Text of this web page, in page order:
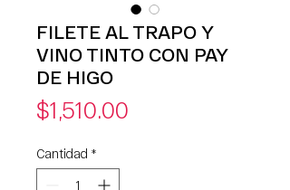
FILETE AL TRAPO Y
VINO TINTO CON PAY
DE HIGO
$1,510.00
Cantidad *